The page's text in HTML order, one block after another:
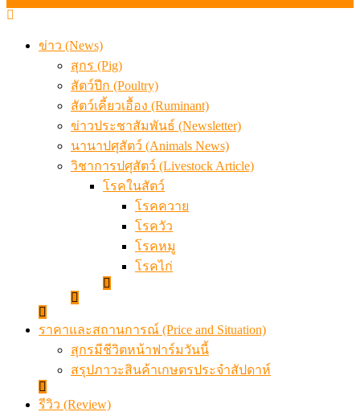
เมื่อเกษตรกรถูกมองเป็นผู้ร้ายเบื้องหลังราคาหมูที่สังคมไม่
ข่าว (News)
สุกร (Pig)
สัตว์ปีก (Poultry)
สัตว์เคี้ยวเอื้อง (Ruminant)
ข่าวประชาสัมพันธ์ (Newsletter)
นานาปศุสัตว์ (Animals News)
วิชาการปศุสัตว์ (Livestock Article)
โรคในสัตว์
โรคควาย
โรควัว
โรคหมู
โรคไก่
ราคาและสถานการณ์ (Price and Situation)
สุกรมีชีวิตหน้าฟาร์มวันนี้
สรุปภาวะสินค้าเกษตรประจำสัปดาห์
รีวิว (Review)